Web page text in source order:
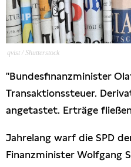
Presseschau
Publikationen
Anfragen (Archivseite)
qvist / Shutterstock
"Bundesfinanzminister
Transaktionssteuer.
angetastet. Erträge
Jahrelang warf die SPD
Finanzminister Wolfgang